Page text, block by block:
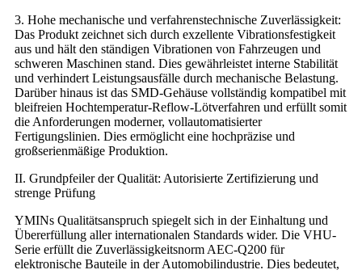
3. Hohe mechanische und verfahrenstechnische Zuverlässigkeit:
Das Produkt zeichnet sich durch exzellente Vibrationsfestigkeit
aus und hält den ständigen Vibrationen von Fahrzeugen und
schweren Maschinen stand. Dies gewährleistet interne Stabilität
und verhindert Leistungsausfälle durch mechanische Belastung.
Darüber hinaus ist das SMD-Gehäuse vollständig kompatibel mit
bleifreien Hochtemperatur-Reflow-Lötverfahren und erfüllt somit
die Anforderungen moderner, vollautomatisierter
Fertigungslinien. Dies ermöglicht eine hochpräzise und
großserienmäßige Produktion.
II. Grundpfeiler der Qualität: Autorisierte Zertifizierung und
strenge Prüfung
YMINs Qualitätsanspruch spiegelt sich in der Einhaltung und
Übererfüllung aller internationalen Standards wider. Die VHU-
Serie erfüllt die Zuverlässigkeitsnorm AEC-Q200 für
elektronische Bauteile in der Automobilindustrie. Dies bedeutet,